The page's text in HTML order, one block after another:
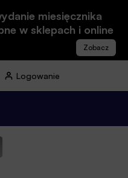
miesięcznika
w sklepach i online
Logowanie